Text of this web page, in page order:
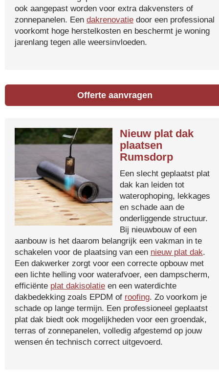
ook aangepast worden voor extra dakvensters of
zonnepanelen. Een dakrenovatie door een professional
voorkomt hoge herstelkosten en beschermt je woning
jarenlang tegen alle weersinvloeden.
Offerte aanvragen
Nieuw plat dak
plaatsen
Rumsdorp
Een slecht geplaatst plat
dak kan leiden tot
waterophoping, lekkages
en schade aan de
onderliggende structuur.
Bij nieuwbouw of een
aanbouw is het daarom belangrijk een vakman in te
schakelen voor de plaatsing van een nieuw plat dak.
Een dakwerker zorgt voor een correcte opbouw met
een lichte helling voor waterafvoer, een dampscherm,
efficiënte plat dakisolatie en een waterdichte
dakbedekking zoals EPDM of roofing. Zo voorkom je
schade op lange termijn. Een professioneel geplaatst
plat dak biedt ook mogelijkheden voor een groendak,
terras of zonnepanelen, volledig afgestemd op jouw
wensen én technisch correct uitgevoerd.